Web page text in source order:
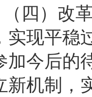
改革前
实现平稳
加今后的
新机制，